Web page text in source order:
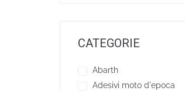
CATEGORIE
Abarth
Adesivi moto d'epoca